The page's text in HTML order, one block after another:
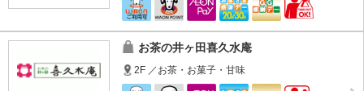
お茶の井ヶ田喜久水庵
2F ／お茶・お菓子・甘味